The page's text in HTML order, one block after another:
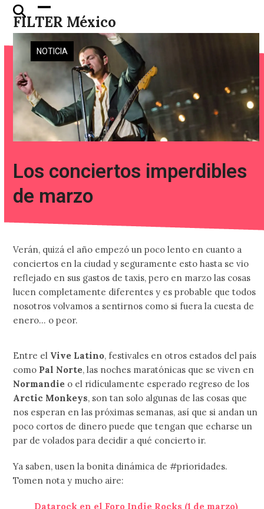
Skip
content
FILTER México
Open
mobile
menu
Close
mobile
menu
NOTICIA
Los conciertos imperdibles
de marzo
Verán, quizá el año empezó un poco lento en cuanto a
conciertos en la ciudad y seguramente esto hasta se vio
reflejado en sus gastos de taxis, pero en marzo las cosas
lucen completamente diferentes y es probable que todos
nosotros volvamos a sentirnos como si fuera la cuesta de
enero… o peor.
Entre el Vive Latino, festivales en otros estados del país
como Pal Norte, las noches maratónicas que se viven en
Normandie o el ridículamente esperado regreso de los
Arctic Monkeys, son tan solo algunas de las cosas que
nos esperan en las próximas semanas, así que si andan un
poco cortos de dinero puede que tengan que echarse un
par de volados para decidir a qué concierto ir.
Ya saben, usen la bonita dinámica de #prioridades.
Tomen nota y mucho aire:
Datarock en el Foro Indie Rocks (1 de marzo)